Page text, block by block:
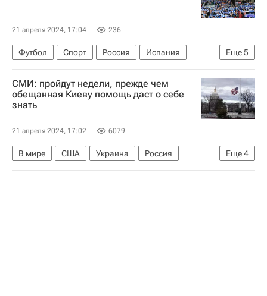
21 апреля 2024, 17:04 236
Еще5
Футбол Спорт Россия
Испания
Арсен Захарян
Андер Барренечеа
Ариц Элустондо
Реал Сосьедад Хетафе
СМИ: пройдут недели, прежде чем
обещанная Киеву помощь даст о себе
знать
21 апреля 2024, 17:02 6079
Еще4
В мире США Украина
Россия
Сергей Лавров
НАТО